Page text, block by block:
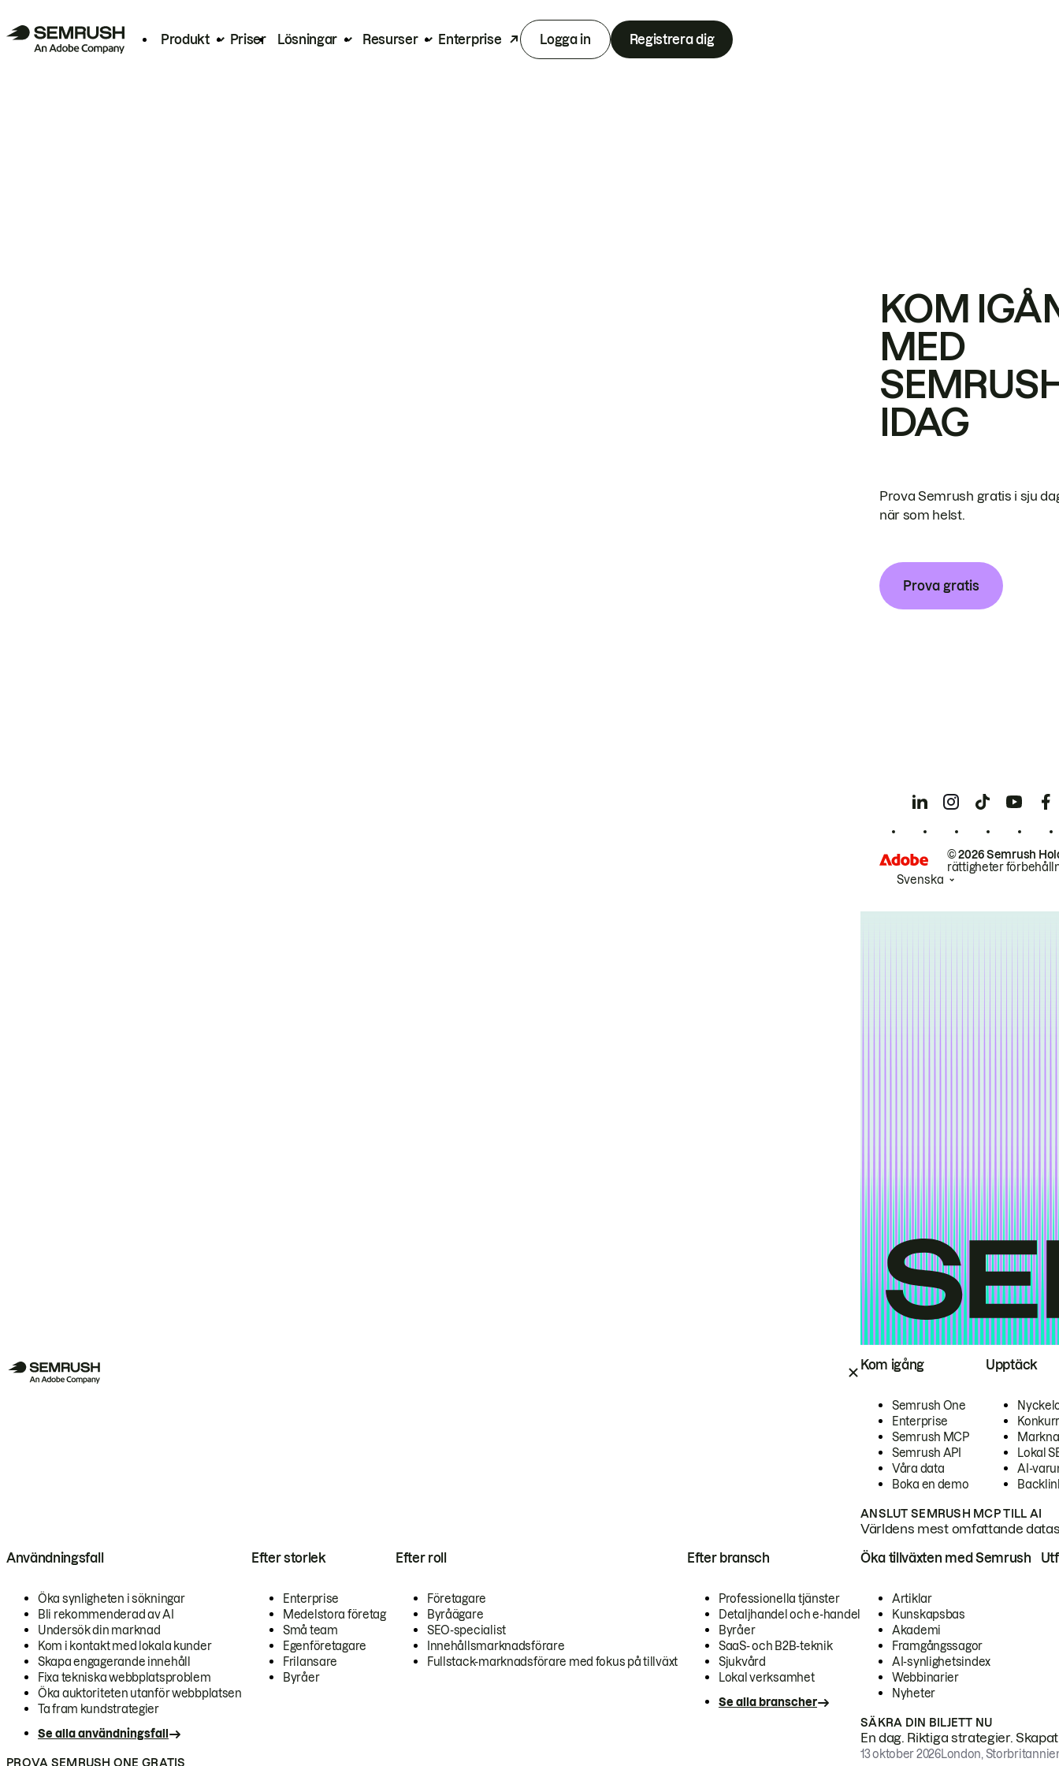
Produkt Priser Lösningar Resurser Enterprise Logga in Registrera dig
Kom igång
Semrush One
Enterprise
Semrush MCP
Semrush API
Våra data
Boka en demo
Upptäck
Lokal
AI-
ANSLUT SEMRUSH MCP TILL AI
Världens mest omfattande
Användningsfall
Öka synligheten i sökningar
Bli rekommenderad av AI
Undersök din marknad
Kom i kontakt med lokala kunder
Skapa engagerande innehåll
Fixa tekniska webbplatsproblem
Öka auktoriteten utanför webbplatsen
Ta fram kundstrategier
Se alla användningsfall
Efter storlek
Enterprise
Medelstora företag
Små team
Egenföretagare
Frilansare
Byråer
Efter roll
Företagare
Byråägare
SEO-specialist
Innehållsmarknadsförare
Fullstack-marknadsförare med fokus på tillväxt
Efter bransch
Professionella tjänster
Detaljhandel och e-handel
Byråer
SaaS- och B2B-teknik
Sjukvård
Lokal verksamhet
Se alla branscher
PROVA SEMRUSH ONE GRATIS
Öka tillväxten med Semrush
Artiklar
Kunskapsbas
Akademi
Framgångssagor
AI-synlighetsindex
Webbinarier
Nyheter
SÄKRA DIN BILJETT NU
En dag. Riktiga strategier.
13 oktober 2026London,
KOM
MED
IDAG
Prova Semrush gratis i sju
när som helst.
Prova gratis
© 2026 Semrush
rättigheter
Svenska